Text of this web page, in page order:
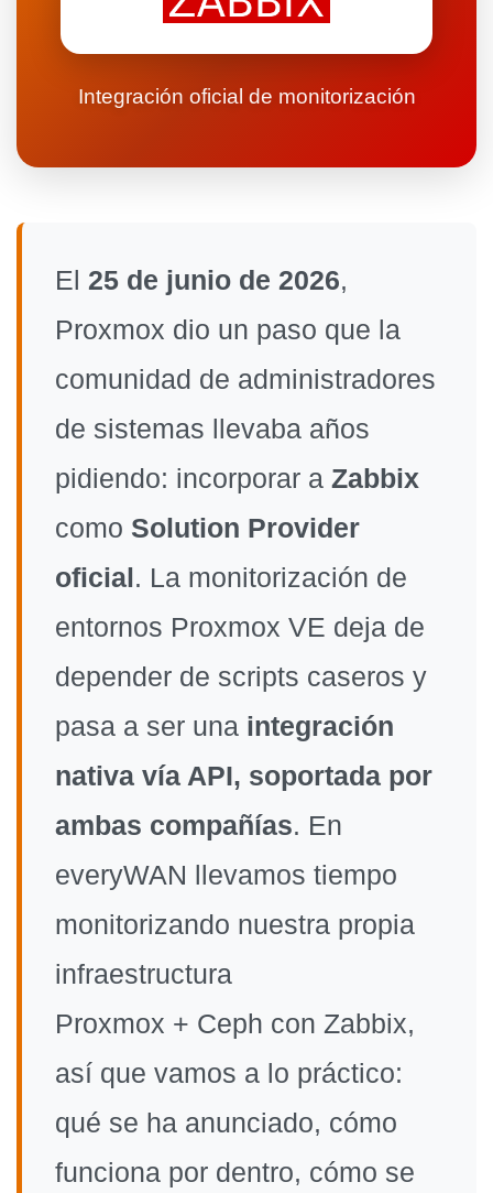
Integración oficial de monitorización
El 25 de junio de 2026,
Proxmox dio un paso que la
comunidad de administradores
de sistemas llevaba años
pidiendo: incorporar a Zabbix
como Solution Provider
oficial. La monitorización de
entornos Proxmox VE deja de
depender de scripts caseros y
pasa a ser una integración
nativa vía API, soportada por
ambas compañías. En
everyWAN llevamos tiempo
monitorizando nuestra propia
infraestructura
Proxmox + Ceph con Zabbix,
así que vamos a lo práctico:
qué se ha anunciado, cómo
funciona por dentro, cómo se